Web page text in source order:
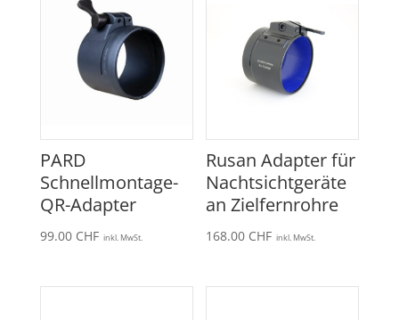
PARD
Schnellmontage-
QR-Adapter
99.00 CHF inkl. MwSt.
Rusan Adapter für
Nachtsichtgeräte
an Zielfernrohre
168.00 CHF inkl. MwSt.